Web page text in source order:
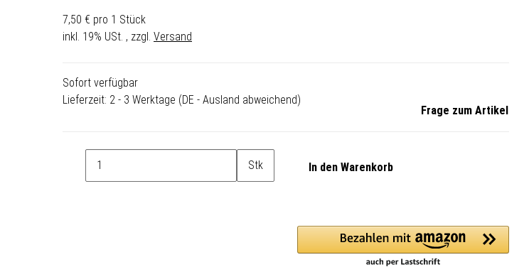
7,50 € pro 1 Stück
inkl. 19% USt. , zzgl. Versand
Sofort verfügbar
Lieferzeit: 2 - 3 Werktage (DE - Ausland abweichend)
Frage zum Artikel
Stk In den Warenkorb